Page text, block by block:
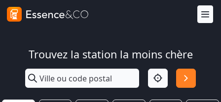
Trouvez la station la moins chère